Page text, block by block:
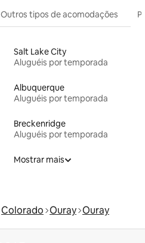
Outros tipos de acomodações
Salt Lake City
Aluguéis por temporada
Albuquerque
Aluguéis por temporada
Breckenridge
Aluguéis por temporada
Mostrar mais
Colorado Ouray Ouray